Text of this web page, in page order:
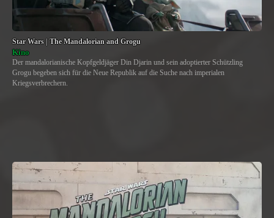
Star Wars | The Mandalorian and Grogu
Kino
Der mandalorianische Kopfgeldjäger Din Djarin und sein adoptierter Schützling
Grogu begeben sich für die Neue Republik auf die Suche nach imperialen
Kriegsverbrechern.